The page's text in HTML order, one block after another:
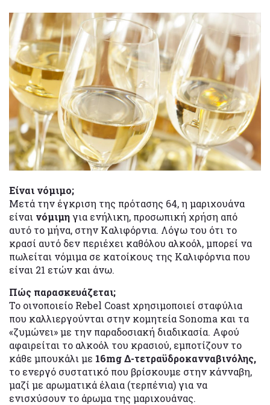
Είναι νόμιμο;
Μετά την έγκριση της πρότασης 64, η μαριχουάνα
είναι νόμιμηγια ενήλικη, προσωπική χρήση από
αυτό το μήνα, στην Καλιφόρνια. Λόγω του ότι το
κρασί αυτό δεν περιέχει καθόλου αλκοόλ, μπορεί να
πωλείται νόμιμα σε κατοίκους της Καλιφόρνια που
είναι 21 ετών και άνω.
Πώς παρασκευάζεται;
Το οινοποιείο Rebel Coast χρησιμοποιεί σταφύλια
που καλλιεργούνται στην κομητεία Sonoma και τα
«ζυμώνει» με την παραδοσιακή διαδικασία. Αφού
αφαιρείται το αλκοόλ του κρασιού, εμποτίζουν το
κάθε μπουκάλι με 16mg Δ-τετραϋδροκανναβινόλης,
το ενεργό συστατικό που βρίσκουμε στην κάνναβη,
μαζί με αρωματικά έλαια (τερπένια) για να
ενισχύσουν το άρωμα της μαριχουάνας.